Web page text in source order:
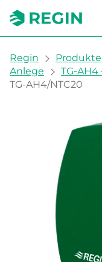
You are here:
Regin Produkte
Anlege
TG-
TG-AH4/NTC20